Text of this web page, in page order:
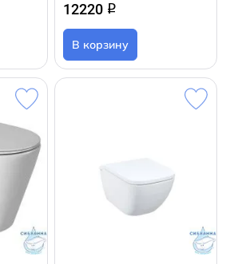
12220 q
В корзину